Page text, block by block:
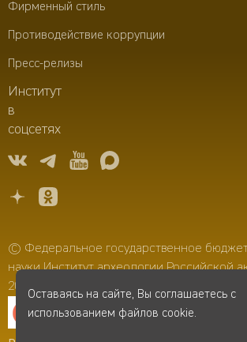
Фирменный стиль
Противодействие коррупции
Пресс-релизы
Институт
в
соцсетях
© Федеральное государственное
науки Институт археологии Российской
2006–2026
Оставаясь на сайте, Вы соглашаетесь с
использованием файлов cookie.